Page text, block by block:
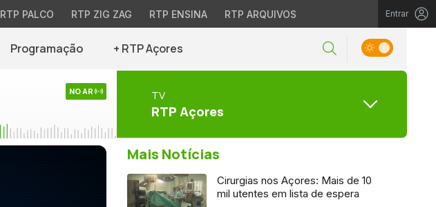
RTP PALCO RTP ZIG ZAG RTP ENSINA RTP ARQUIVOS Entrar
Programação + RTP Açores
NO AR TV
RTP Açores
Mais Notícias
Cirurgias nos Açores: Mais de 10
mil utentes em lista de espera